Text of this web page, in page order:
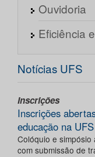
Ouvidoria
Eficiência
Notícias UFS
Inscrições
Inscrições
educação na UFS
Colóquio e
com submissão de